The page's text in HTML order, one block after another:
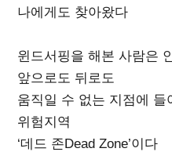
나에게도 찾아왔다
윈드서핑을 해본 사람은
앞으로도 뒤로도
움직일 수 없는 지점에 들
위험지역
‘데드 존Dead Zone’이다